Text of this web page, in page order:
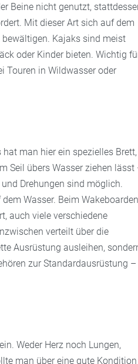
Beine nicht genutzt,
Mit dieser Art sich auf dem
Kajaks sind meist
oder Kinder bieten. Wichtig
Touren in Wildwasser oder
man hier ein spezielles Brett,
Seil übers Wasser ziehen lässt
Drehungen sind möglich.
Wasser. Beim Wakeboarden
auch viele verschiedene
verteilt über die
Ausrüstung ausleihen,
zur Standardausrüstung –
Weder Herz noch Lungen,
man über eine gute Kondition